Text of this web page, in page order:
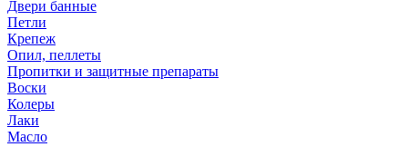
Двери банные
Петли
Крепеж
Опил, пеллеты
Пропитки и защитные препараты
Воски
Колеры
Лаки
Масло